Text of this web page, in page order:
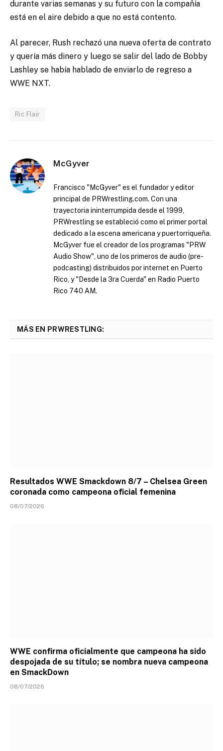
durante varias semanas y su futuro con la compañía
está en el aire debido a que no está contento.
Al parecer, Rush rechazó una nueva oferta de contrato
y quería más dinero y luego se salir del lado de Bobby
Lashley se había hablado de enviarlo de regreso a
WWE NXT.
Ric Flair
McGyver
Francisco "McGyver" es el fundador y editor
principal de PRWrestling.com. Con una
trayectoria ininterrumpida desde el 1999,
PRWrestling se estableció como el primer portal
dedicado a la escena americana y puertorriqueña.
McGyver fue el creador de los programas "PRW
Audio Show", uno de los primeros de audio (pre-
podcasting) distribuidos por internet en Puerto
Rico, y "Desde la 3ra Cuerda" en Radio Puerto
Rico 740 AM.
MÁS EN PRWRESTLING:
Resultados WWE Smackdown 8/7 – Chelsea Green
coronada como campeona oficial femenina
08/07/2026
WWE confirma oficialmente que campeona ha sido
despojada de su título; se nombra nueva campeona
en SmackDown
08/07/2026